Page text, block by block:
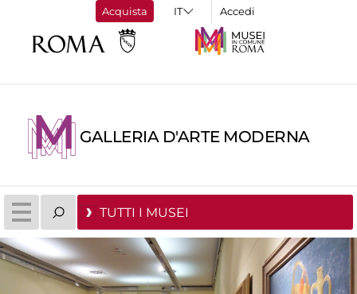
Acquista Accedi
GALLERIA D'ARTE MODERNA
TUTTI I MUSEI